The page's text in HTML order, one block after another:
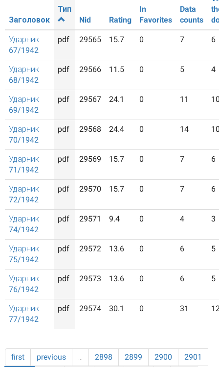
Заголовок
Тип
Nid
Rating
In
Favorites
Data
counts
Ударник
67/1942
pdf 29565 15.7 0 7 6
Ударник
68/1942
pdf 29566 11.5 0 5 4
Ударник
69/1942
pdf 29567 24.1 0 11
Ударник
70/1942
pdf 29568 24.4 0 14
Ударник
71/1942
pdf 29569 15.7 0 7 6
Ударник
72/1942
pdf 29570 15.7 0 7 6
Ударник
74/1942
pdf 29571 9.4 0 4 3
Ударник
75/1942
pdf 29572 13.6 0 6 5
Ударник
76/1942
pdf 29573 13.6 0 6 5
Ударник
77/1942
pdf 29574 30.1 0 31
first previous … 2898 2899 2900 2901